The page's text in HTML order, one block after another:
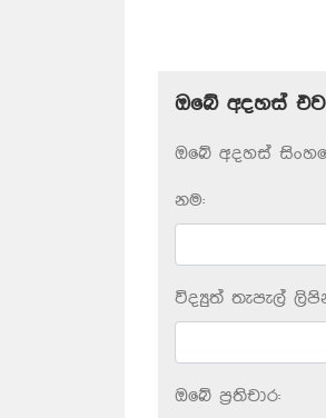
ඔබේ අදහස්
ඔබේ අදහස්
නම:
විද්‍යුත් තැපැල්
ඔබේ ප‍්‍රතිචාර: